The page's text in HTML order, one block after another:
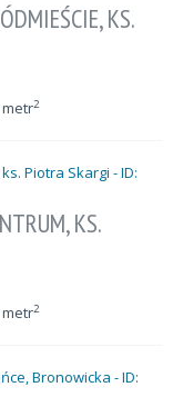
KS.
metr2
KS.
metr2